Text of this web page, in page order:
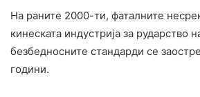
На раните 2000-ти, фаталните
кинеската индустрија за рударство
безбедносните стандарди се
години.